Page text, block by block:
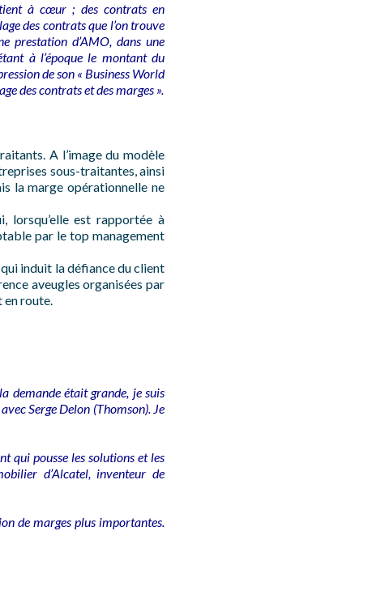
à cœur ; des contrats en
des contrats que l’on trouve
prestation d’AMO, dans une
à l’époque le montant du
de son « Business World
des contrats et des marges ».
A l’image du modèle
sous-traitantes, ainsi
la marge opérationnelle ne
lorsqu’elle est rapportée à
par le top management
induit la défiance du client
aveugles organisées par
en route.
demande était grande, je suis
Serge Delon (Thomson). Je
qui pousse les solutions et les
d’Alcatel, inventeur de
de marges plus importantes.